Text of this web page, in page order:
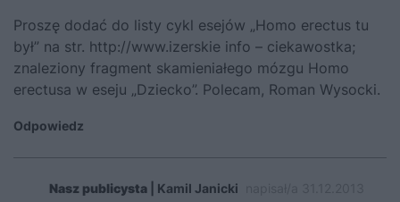
Proszę dodać do listy cykl esejów „Homo erectus tu
był” na str. http://www.izerskie info – ciekawostka;
znaleziony fragment skamieniałego mózgu Homo
erectusa w eseju „Dziecko”. Polecam, Roman Wysocki.
Odpowiedz
Nasz publicysta | Kamil Janicki